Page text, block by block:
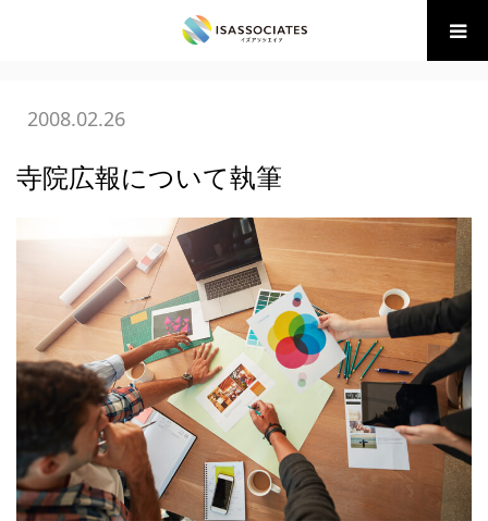
02広告・販促の現場 寺院広報について執筆
2008.02.26
寺院広報について執筆